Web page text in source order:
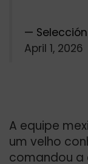
—
April 1, 2026
A equipe
um velho
comandou a